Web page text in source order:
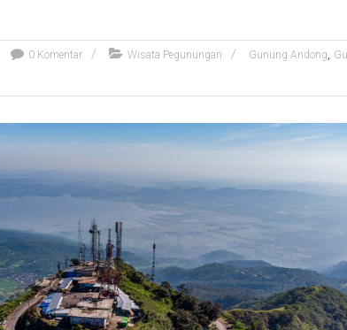
0 Komentar Wisata Pegunungan Gunung Andong,